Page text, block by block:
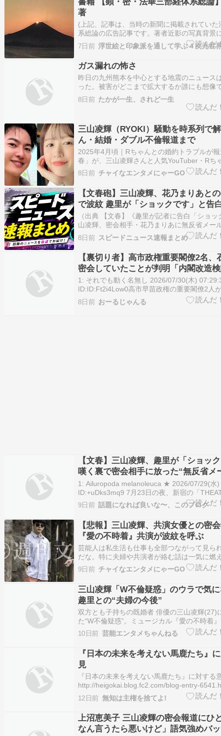
著
(上記、記事は、当時の新聞に掲載されていた
系総論の広告記事です。著者近影の写真背景
樹木が映って、とても印象的です。下段の記
週刊文春に掲載された法華三部経体系総論の
私が大学4年生で、顕の法華を読み始めてい
頭)、週…
7日前 浮世絵と印象派を通して学ぶ４次元世
ガス漏れの怖さ
昨日の九州熊本を中心とする地震のニュース
った。被害がどこまで拡大するか誰にも想像
うが、最初の巨大地震、震度７から１時間半
熊本のイオンモールで起きたガス爆発のショ
い。正直に言うが、地震発生のニュースを受
8日前 たかが一生、されど一生
三山凌輝（RYOKI）騒動を時系列で
ん・結婚・ダブル不倫報道まで
2025年4月頃｜Rちゃんとの婚約トラブルが
春」が、三山凌輝さんと人気YouTuber・Rち
里さん）の婚約を巡るトラブルを報道しまし
は、婚約していたとされる。高額なプレゼン
援があったと報じられた。その後、婚約が破
伝えられた…
8日前 チャイなエンタメにゃーGO
【文春砲】三山凌輝、花乃まりあと
で波紋 趣里が「ショックです」と告
（出典 【文春】《趣里が記者に告白「ショッ
山凌輝、密会相手・花乃まりあに無反省メー
ターカップル爆誕じゃないの？」 [Ailuropoda
melanoleuca★]）1 Ailuropoda melanoleuca
2026/07/29(水) 12…
8日前 スピードニュース速報まとめ
【裏切り者】高市政権重要閣僚2名、
密会していたことが判明「内閣改造
が出た理由はこれか」
1: それでも動く名無し 2026/07/30(木)
ID:ID:Ft2i4Low0高市早苗政権の重要閣僚2人
を翌々日に控えた7月23日夜、六本木の創作
茂前首相らと会食を共にしていたことが、「
8日前 おーるじゃんる
【文春】三山凌輝、趣里が「ショッ
嘆く裏で密会相手に放った“無反省メ
撃中身「令和のスターカップル爆誕
の？」
1: Ailuropoda melanoleuca ★ 2026/07/29(水)
ID:+uDks3mq9 7月23日の夜、新宿の「
MILANO-Za」は緊張感が張り詰めていた。
ュージカル『愛の不時着』で主演を務める三
9日前 話題になれば良いな〜、このブログ
【悲報】三山凌輝、共演女優との密
『愛の不時着』共演が波紋を呼ぶ
芸能人は私生活も仕事も全部つながって見ら
だな。特に夫婦や共演者が絡む話は一気に燃
局は当事者の説明と事実関係が出そろうまで
が一番だと思いますが…＜関連する記事＞ 《
「趣里さんは知っている？」“愛の不時着”共
密会、三山凌輝を「…
9日前 チャイなエンタメにゃーGO
三山凌輝「W不倫疑惑」のウラで気
趣里との“夫婦の今後”
双方とも子持ちの既婚者 俳優の三山凌輝(27)
た“W不倫疑惑”。ミュージカル『愛の不時着
元宝塚歌劇団花組トップ娘役の女優・花乃ま
深夜に都内のホテルや三山の自宅マンション
ールームで度々時間を過ごしていたと7月23
刊文…
10日前 芸能エンタメちゃんねる
『日本の未来を考えない馬鹿たち』
見
『日本の未来を考えない馬鹿たち』に対する
http://heigokai.blog.fc2.com/blog-entry-
新しいスローガンである「暮らしが、先だ。
「週刊文春ネタが、先だ。」と感じるような
札付きの嘘つきで、国会でも嘘…
12日前 無知は主権を捨てよ!
上沼恵美子 三山凌輝の密会報道にひ
なん言うたら悪いけど」語気強めバ